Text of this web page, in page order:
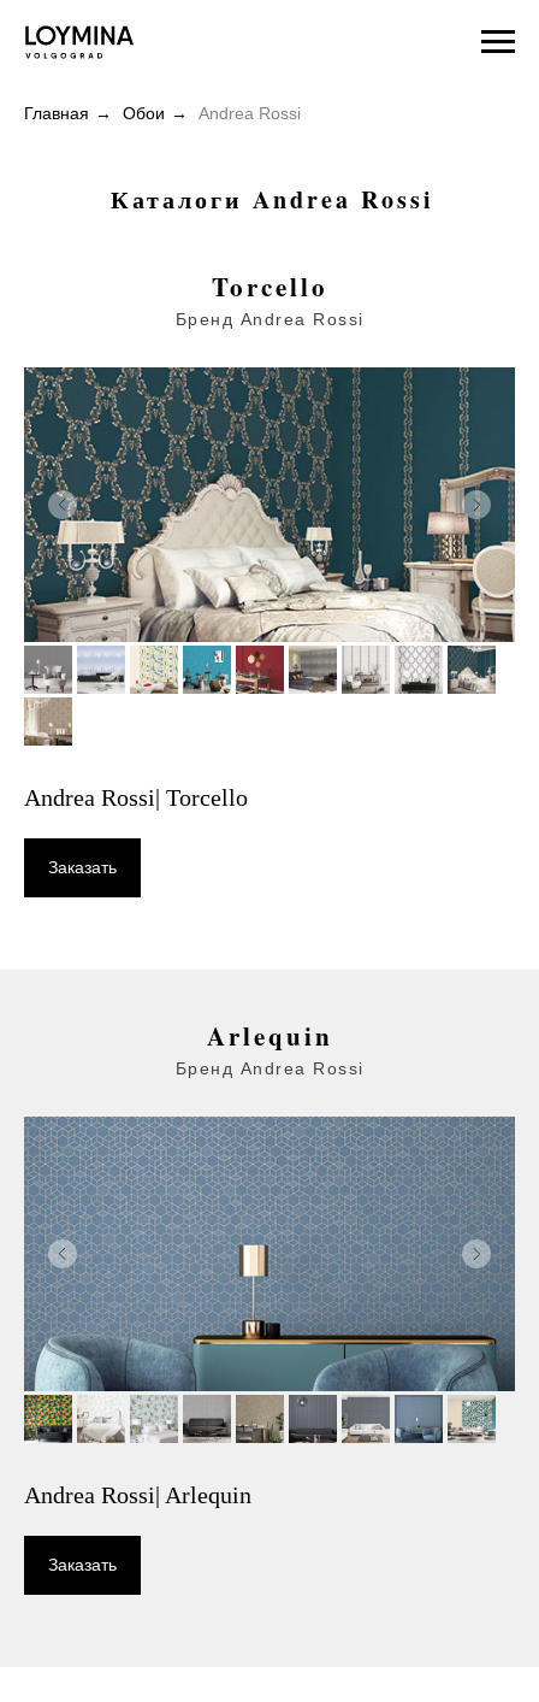
Главная → Обои → Andrea Rossi
Каталоги Andrea Rossi
Torcello
Бренд Andrea Rossi
Andrea Rossi| Torcello
Заказать
Arlequin
Бренд Andrea Rossi
Andrea Rossi| Arlequin
Заказать